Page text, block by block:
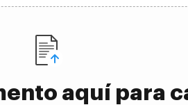
aquí para